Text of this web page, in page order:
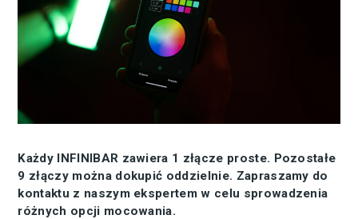
Każdy INFINIBAR zawiera 1 złącze proste. Pozostałe
9 złączy można dokupić oddzielnie. Zapraszamy do
kontaktu z naszym ekspertem w celu sprowadzenia
różnych opcji mocowania.